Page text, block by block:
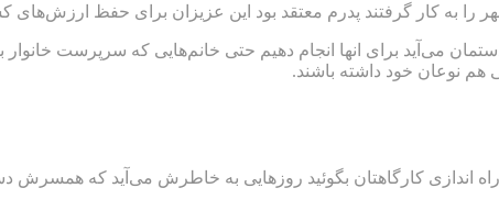
به کار گرفتند پدرم معتقد بود این عزیزان برای حفظ ارزش‌های
می‌آید برای انها انجام دهیم حتی خانم‌هایی که سرپرست
هم نوعان خود داشته باشند.
کارگاهتان بگوئید روزهایی به خاطرش می‌آید که همسرش